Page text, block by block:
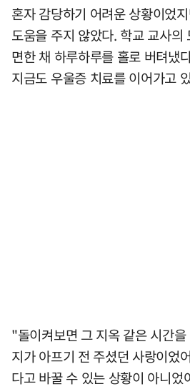
혼자 감당하기 어려운 상황이었
도움을 주지 않았다. 학교 교사의
면한 채 하루하루를 홀로 버텨냈
지금도 우울증 치료를 이어가고
"돌이켜보면 그 지옥 같은 시간
지가 아프기 전 주셨던 사랑이었
다고 바꿀 수 있는 상황이 아니었